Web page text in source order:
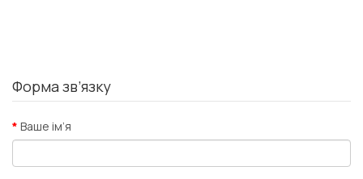
Форма зв’язку
Ваше ім’я